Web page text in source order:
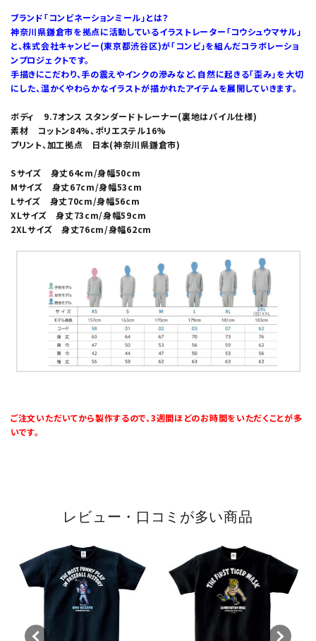
ブランド「コンビネーションミール」とは？
神奈川県鎌倉市を拠点に活動しているイラストレーター「コウシュウマサル」
と、株式会社キャンビー(東京都渋谷区)が「コンビ」を組んだコラボレーショ
ンプロジェクトです。
手描きにこだわり、手の震えやインクの滲みなど、自然に起きる「歪み」を大切
にした、温かくやわらかなイラストが描かれたアイテムを展開していきます。
ボディ 9.7オンス スタンダードトレーナー(裏地はパイル仕様)
素材 コットン84%、ポリエステル16%
プリント、加工拠点 日本(神奈川県鎌倉市)
Sサイズ 身丈64cm/身幅50cm
Mサイズ 身丈67cm/身幅53cm
Lサイズ 身丈70cm/身幅56cm
XLサイズ 身丈73cm/身幅59cm
2XLサイズ 身丈76cm/身幅62cm
ご注文いただいてから製作するので、3週間ほどのお時間をいただくことが多
いです。
レビュー・口コミが多い商品